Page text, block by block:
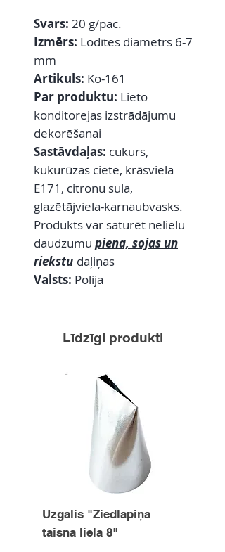
Svars: 20 g/pac.
Izmērs: Lodītes diametrs 6-7
mm
Artikuls: Ko-161
Par produktu: Lieto
konditorejas izstrādājumu
dekorēšanai
Sastāvdaļas: cukurs,
kukurūzas ciete, krāsviela
E171, citronu sula,
glazētājviela-karnaubvasks.
Produkts var saturēt nelielu
daudzumu piena, sojas un
riekstu daļiņas
Valsts: Polija
Līdzīgi produkti
Uzgalis "Ziedlapiņa
taisna lielā 8"